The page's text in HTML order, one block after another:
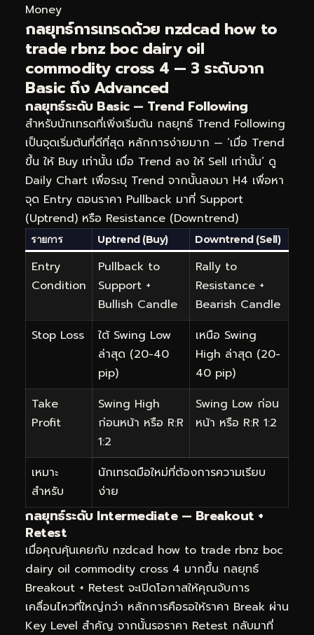
Money
กลยุทธ์การเทรดด้วย nzdcad how to
trade rbnz boc dairy oil
commodity cross 4 — 3 ระดับจาก
Basic ถึง Advanced
กลยุทธ์ระดับ Basic — Trend Following
สำหรับนักเทรดที่เพิ่งเริ่มต้น กลยุทธ์ Trend Following
เป็นจุดเริ่มต้นที่ดีที่สุด หลักการง่ายมาก — ‘เมื่อ Trend
ขึ้น ให้ Buy เท่านั้น เมื่อ Trend ลง ให้ Sell เท่านั้น’ ดู
Daily Chart เพื่อระบุ Trend จากนั้นลงมา H4 เพื่อหา
จุด Entry ตอนราคา Pullback มาที่ Support
(Uptrend) หรือ Resistance (Downtrend)
รายการ Uptrend (Buy) Downtrend (Sell)
Entry
Condition
Pullback to
Support +
Bullish Candle
Rally to
Resistance +
Bearish Candle
Stop Loss
ใต้ Swing Low
ล่าสุด (20-40
pip)
เหนือ Swing
High ล่าสุด (20-
40 pip)
Take
Profit
Swing High
ก่อนหน้า หรือ R:R
1:2
Swing Low ก่อน
หน้า หรือ R:R 1:2
เหมาะ
สำหรับ
นักเทรดมือใหม่ที่ต้องการความเรียบ
ง่าย
กลยุทธ์ระดับ Intermediate — Breakout +
Retest
เมื่อคุณคุ้นเคยกับ nzdcad how to trade rbnz boc
dairy oil commodity cross 4 มากขึ้น กลยุทธ์
Breakout + Retest จะเปิดโอกาสให้คุณจับการ
เคลื่อนไหวที่ใหญ่กว่า หลักการคือรอให้ราคา Break ผ่าน
Key Level สำคัญ จากนั้นรอราคา Retest กลับมาที่